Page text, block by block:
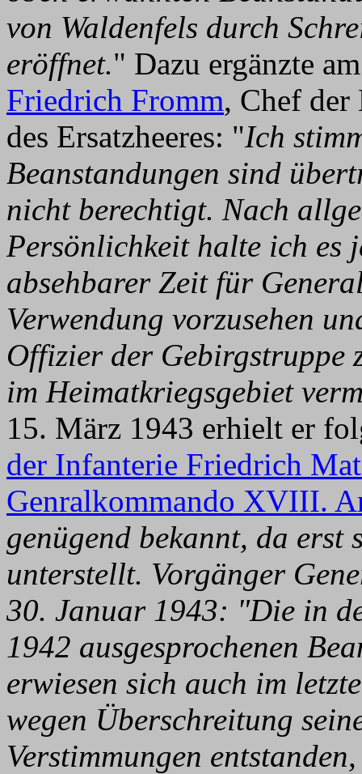
von Waldenfels durch
eröffnet." Dazu ergänzte
Friedrich Fromm, Chef der
des Ersatzheeres: "Ich
Beanstandungen sind
nicht berechtigt. Nach
Persönlichkeit halte ich es
absehbarer Zeit für
Verwendung vorzusehen
Offizier der Gebirgstruppe
im Heimatkriegsgebiet
15. März 1943 erhielt er
der Infanterie Friedrich
Genralkommando XVIII.
genügend bekannt, da erst
unterstellt. Vorgänger
30. Januar 1943: "Die in
1942 ausgesprochenen
erwiesen sich auch im
wegen Überschreitung
Verstimmungen